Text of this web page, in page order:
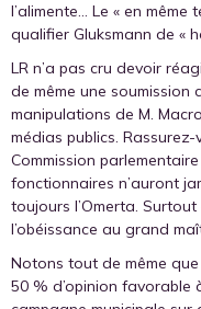
l’alimente… Le « en même
qualifier Gluksmann de «
LR n’a pas cru devoir
de même une
manipulations de M.
médias publics. Rassurez-
Commission
fonctionnaires n’auront
toujours l’Omerta.
l’obéissance au grand
Notons tout de même
50 % d’opinion favorable